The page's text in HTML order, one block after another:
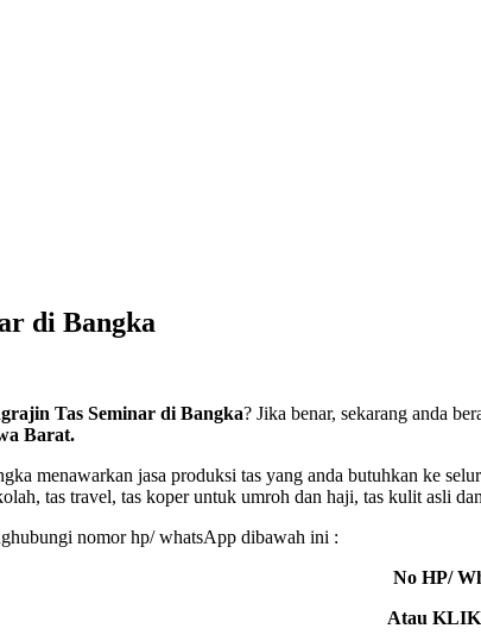
di Bangka
Tas Seminar di Bangka? Jika benar, sekarang anda
Barat.
menawarkan jasa produksi tas yang anda butuhkan ke
tas travel, tas koper untuk umroh dan haji, tas kulit asli
nomor hp/ whatsApp dibawah ini :
No HP/
Atau